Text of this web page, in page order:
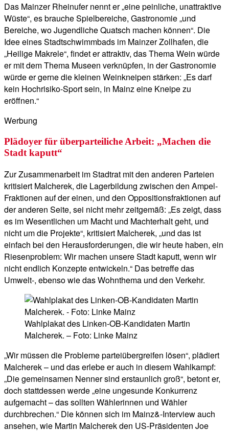
Das Mainzer Rheinufer nennt er „eine peinliche, unattraktive
Wüste“, es brauche Spielbereiche, Gastronomie „und
Bereiche, wo Jugendliche Quatsch machen können“. Die
Idee eines Stadtschwimmbads im Mainzer Zollhafen, die
„Heilige Makrele“, findet er attraktiv, das Thema Wein würde
er mit dem Thema Museen verknüpfen, in der Gastronomie
würde er gerne die kleinen Weinkneipen stärken: „Es darf
kein Hochrisiko-Sport sein, in Mainz eine Kneipe zu
eröffnen.“
Werbung
Plädoyer für überparteiliche Arbeit: „Machen die
Stadt kaputt“
Zur Zusammenarbeit im Stadtrat mit den anderen Parteien
kritisiert Malcherek, die Lagerbildung zwischen den Ampel-
Fraktionen auf der einen, und den Oppositionsfraktionen auf
der anderen Seite, sei nicht mehr zeitgemäß: „Es zeigt, dass
es im Wesentlichen um Macht und Machterhalt geht, und
nicht um die Projekte“, kritisiert Malcherek, „und das ist
einfach bei den Herausforderungen, die wir heute haben, ein
Riesenproblem: Wir machen unsere Stadt kaputt, wenn wir
nicht endlich Konzepte entwickeln.“ Das betreffe das
Umwelt-, ebenso wie das Wohnthema und den Verkehr.
Wahlplakat des Linken-OB-Kandidaten Martin
Malcherek. – Foto: Linke Mainz
„Wir müssen die Probleme parteiübergreifen lösen“, plädiert
Malcherek – und das erlebe er auch in diesem Wahlkampf:
„Die gemeinsamen Nenner sind erstaunlich groß“, betont er,
doch stattdessen werde „eine ungesunde Konkurrenz
aufgemacht – das sollten Wählerinnen und Wähler
durchbrechen.“ Die können sich im Mainz&-Interview auch
ansehen, wie Martin Malcherek den US-Präsidenten Joe